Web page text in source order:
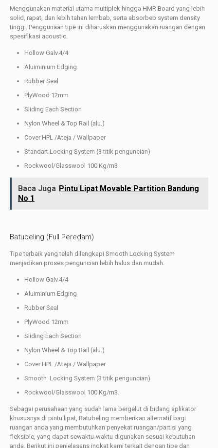
Menggunakan material utama multiplek hingga HMR Board yang lebih
solid, rapat, dan lebih tahan lembab, serta absorbeb system density
tinggi. Penggunaan tipe ini diharuskan menggunakan ruangan dengan
spesifikasi acoustic.
Hollow Galv.4/4
Aluiminium Edging
Rubber Seal
PlyWood 12mm
Sliding Each Section
Nylon Wheel & Top Rail (alu.)
Cover HPL /Ateja / Wallpaper
Standart Locking System (3 titik penguncian)
Rockwool/Glasswool 100 Kg/m3
Baca Juga Pintu Lipat Movable Partition Bandung
No 1
Batubeling (Full Peredam)
Tipe terbaik yang telah dilengkapi Smooth Locking System
menjadikan proses penguncian lebih halus dan mudah.
Hollow Galv.4/4
Aluiminium Edging
Rubber Seal
PlyWood 12mm
Sliding Each Section
Nylon Wheel & Top Rail (alu.)
Cover HPL /Ateja / Wallpaper
Smooth Locking System (3 titik penguncian)
Rockwool/Glasswool 100 Kg/m3.
Sebagai perusahaan yang sudah lama bergelut di bidang aplikator
khususnya di pintu lipat, Batubeling memberikan alternatif bagi
ruangan anda yang membutuhkan penyekat ruangan/partisi yang
fleksible, yang dapat sewaktu-waktu digunakan sesuai kebutuhan
anda. Berikut ini penjelasans ingkat kami terkait dengan tipe dan